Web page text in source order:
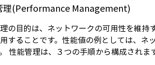
理(Performance Management)
の目的は、ネットワークの可用性を維
することです。性能値の例としては、ネ
性能管理は、３つの手順から構成されます